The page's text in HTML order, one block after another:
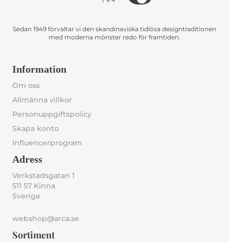
Sedan 1949 förvaltar vi den skandinaviska tidlösa designtraditionen
med moderna mönster redo för framtiden.
Information
Om oss
Allmänna villkor
Personuppgiftspolicy
Skapa konto
Influencerprogram
Adress
Verkstadsgatan 1
511 57 Kinna
Sverige
webshop@arca.se
Sortiment